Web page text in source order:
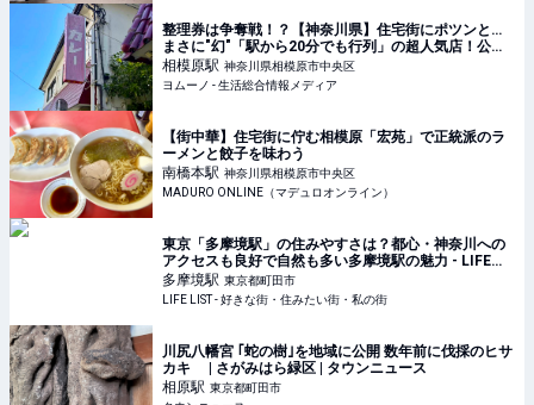
整理券は争奪戦！？【神奈川県】住宅街にポツンと…
まさに"幻"「駅から20分でも行列」の超人気店！公式X
で“当日の情報収集”せよ | ヨムーノ
相模原駅 神奈川県相模原市中央区
ヨムーノ - 生活総合情報メディア
【街中華】住宅街に佇む相模原「宏苑」で正統派のラ
ーメンと餃子を味わう
南橋本駅 神奈川県相模原市中央区
MADURO ONLINE（マデュロオンライン）
東京「多摩境駅」の住みやすさは？都心・神奈川への
アクセスも良好で自然も多い多摩境駅の魅力 - LIFE
LIST - 好きな街・住みたい街・私の街
多摩境駅 東京都町田市
LIFE LIST - 好きな街・住みたい街・私の街
川尻八幡宮 ｢蛇の樹｣を地域に公開 数年前に伐採のヒサ
カキ | さがみはら緑区 | タウンニュース
相原駅 東京都町田市